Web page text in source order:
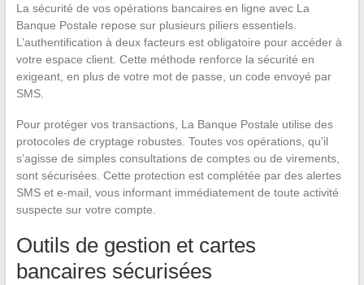
La sécurité de vos opérations bancaires en ligne avec La
Banque Postale repose sur plusieurs piliers essentiels.
L’authentification à deux facteurs est obligatoire pour accéder à
votre espace client. Cette méthode renforce la sécurité en
exigeant, en plus de votre mot de passe, un code envoyé par
SMS.
Pour protéger vos transactions, La Banque Postale utilise des
protocoles de cryptage robustes. Toutes vos opérations, qu’il
s’agisse de simples consultations de comptes ou de virements,
sont sécurisées. Cette protection est complétée par des alertes
SMS et e-mail, vous informant immédiatement de toute activité
suspecte sur votre compte.
Outils de gestion et cartes
bancaires sécurisées